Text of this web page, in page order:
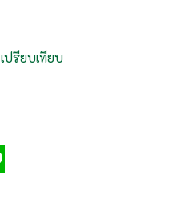
เปรียบเทียบ